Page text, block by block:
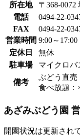
所在地
〒368-
電話
0494-22-
FAX
0494-22-
営業時間 9:00～17:00
定休日
無休
駐車場
マイクロ
備考
ぶどう直
食べ放題：
あざみぶどう園
開園状況は更新され